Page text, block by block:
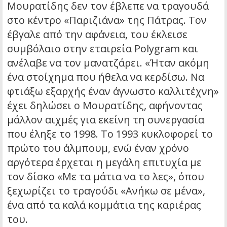
Μουρατίδης δεν τον έβλεπε να τραγουδά
στο κέντρο «Παριζιάνα» της Πάτρας. Τον
έβγαλε από την αφάνεια, του έκλεισε
συμβόλαιο στην εταιρεία Polygram και
ανέλαβε να τον μανατζάρει. «Ήταν ακόμη
ένα στοίχημα που ήθελα να κερδίσω. Να
φτιάξω εξαρχής έναν άγνωστο καλλιτέχνη»
έχει δηλώσει ο Μουρατίδης, αφήνοντας
μάλλον αιχμές για εκείνη τη συνεργασία
που έληξε το 1998. Το 1993 κυκλοφορεί το
πρώτο του άλμπουμ, ενώ έναν χρόνο
αργότερα έρχεται η μεγάλη επιτυχία με
τον δίσκο «Με τα μάτια να το λες», όπου
ξεχωρίζει το τραγούδι «Ανήκω σε μένα»,
ένα από τα καλά κομμάτια της καριέρας
του.